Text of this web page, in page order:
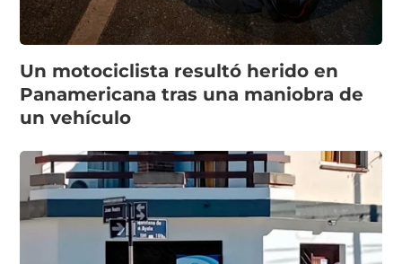
Un motociclista resultó herido en
Panamericana tras una maniobra de
un vehículo